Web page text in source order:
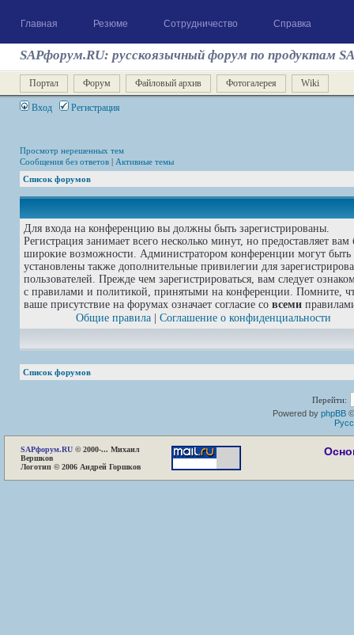
Главная Резюме Сотрудничество Справка
SAPфорум.RU: русскоязычный форум по продуктам
Портал Форум Файловый архив Фотогалерея Wiki
Вход Регистрация
Просмотр нерешенных тем
Сообщения без ответов | Активные темы
Список форумов
Для входа на конференцию вы должны быть зарегистрированы.
Регистрация занимает всего несколько минут, но предоставляет вам
широкие возможности. Администратором конференции могут быть
установлены также дополнительные привилегии для
пользователей. Прежде чем зарегистрироваться, вам следует
с правилами и политикой, принятыми на конференции. Помните,
ваше присутствие на форумах означает согласие со всеми
Общие правила
Соглашение о конфиденциальности
Список форумов
Перейти:
Powered by phpBB
SAPфорум.RU © 2000-... Михаил
Вершков
Логотип © 2006 Андрей Горшков